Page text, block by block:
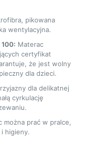
pikowana
wentylacyjna.
Materac
certyfikat
że jest wolny
dla dzieci.
dla delikatnej
cyrkulację
można prać w pralce,
higieny.